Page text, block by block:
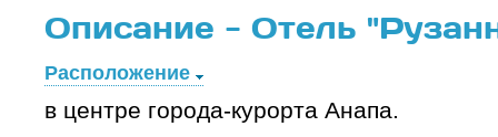
Описание - Отель
Расположение
в центре города-курорта Анапа.